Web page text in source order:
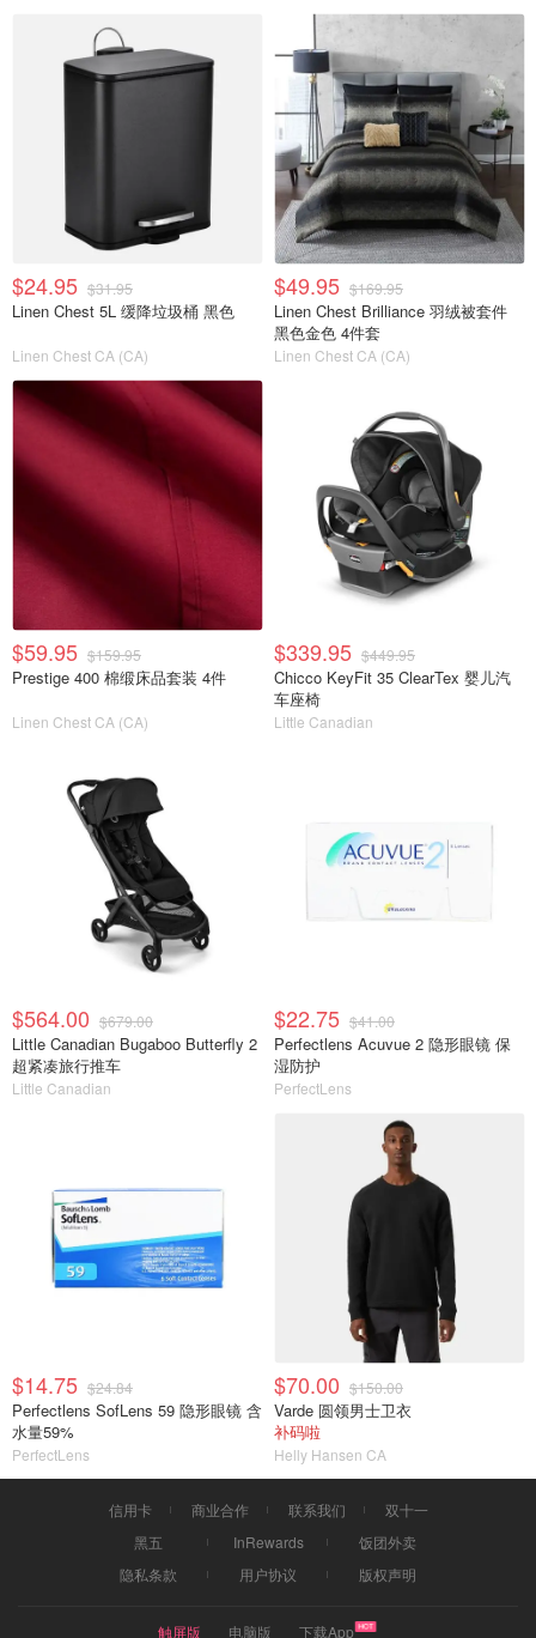
$24.95 $31.95
Linen Chest 5L 缓降垃圾桶 黑色
Linen Chest CA (CA)
$49.95 $169.95
Linen Chest Brilliance 羽绒被套件
黑色金色 4件套
Linen Chest CA (CA)
$59.95 $159.95
Prestige 400 棉缎床品套装 4件
Linen Chest CA (CA)
$339.95 $449.95
Chicco KeyFit 35 ClearTex 婴儿汽
车座椅
Little Canadian
$564.00 $679.00
Little Canadian Bugaboo Butterfly 2
超紧凑旅行推车
Little Canadian
$22.75 $41.00
Perfectlens Acuvue 2 隐形眼镜 保
湿防护
PerfectLens
$14.75 $24.84
Perfectlens SofLens 59 隐形眼镜 含
水量59%
PerfectLens
$70.00 $150.00
Varde 圆领男士卫衣
补码啦
Helly Hansen CA
信用卡 商业合作 联系我们
双十一
黑五
InRewards
饭团外卖
隐私条款
用户协议 版权声明
触屏版 电脑版 下载App